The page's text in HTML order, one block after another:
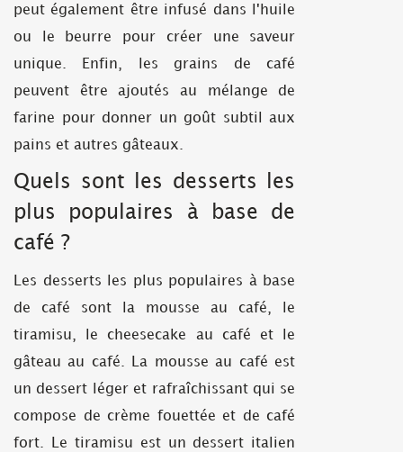
peut également être infusé dans l'huile
ou le beurre pour créer une saveur
unique. Enfin, les grains de café
peuvent être ajoutés au mélange de
farine pour donner un goût subtil aux
pains et autres gâteaux.
Quels sont les desserts les
plus populaires à base de
café ?
Les desserts les plus populaires à base
de café sont la mousse au café, le
tiramisu, le cheesecake au café et le
gâteau au café. La mousse au café est
un dessert léger et rafraîchissant qui se
compose de crème fouettée et de café
fort. Le tiramisu est un dessert italien